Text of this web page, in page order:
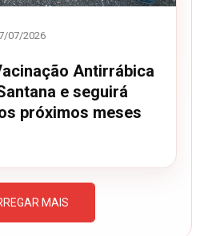
07/2026
Antirrábica
e seguirá
próximos meses
MAIS